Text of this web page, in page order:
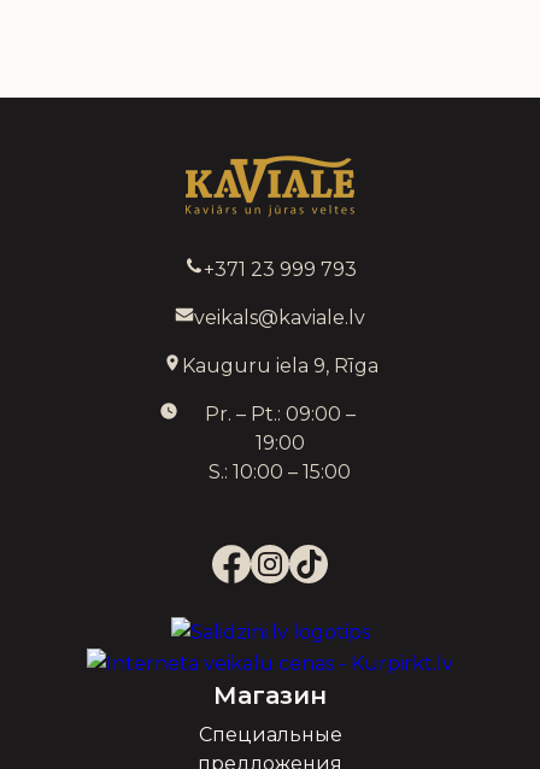
+371 23 999 793
veikals@kaviale.lv
Kauguru iela 9, Rīga
Pr. – Pt.: 09:00 –
19:00
S.: 10:00 – 15:00
Магазин
Специальные
предложения